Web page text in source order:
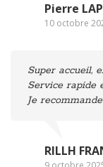
Pierre
10 octobre
Super accueil,
Service rapide
Je
RILLH